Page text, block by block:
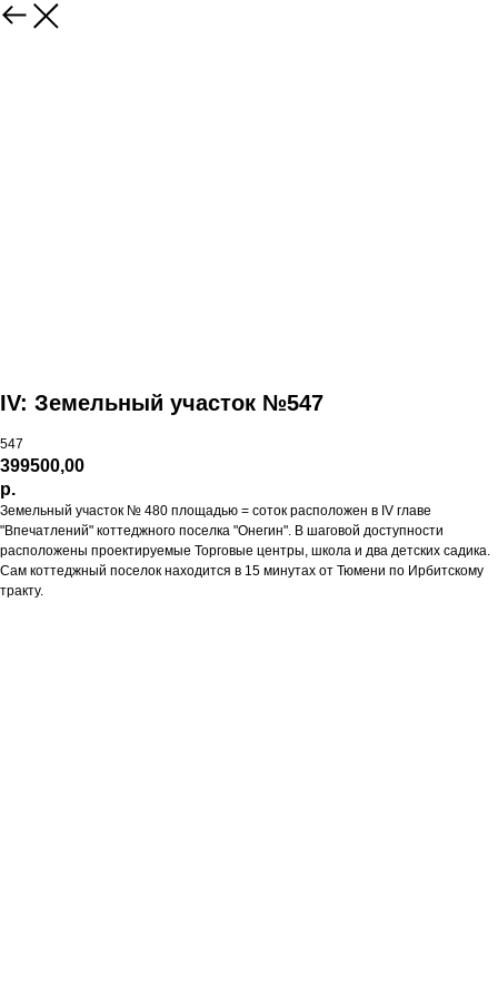
IV: Земельный участок №547
547
399500,00
р.
Земельный участок № 480 площадью = соток расположен в IV главе
"Впечатлений" коттеджного поселка "Онегин". В шаговой доступности
расположены проектируемые Торговые центры, школа и два детских садика.
Сам коттеджный поселок находится в 15 минутах от Тюмени по Ирбитскому
тракту.